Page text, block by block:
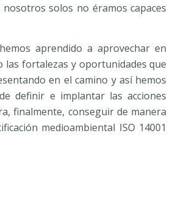
solos no éramos capaces
aprendido a aprovechar en
las fortalezas y oportunidades que
en el camino y así hemos
definir e implantar las acciones
finalmente, conseguir de manera
medioambiental ISO 14001